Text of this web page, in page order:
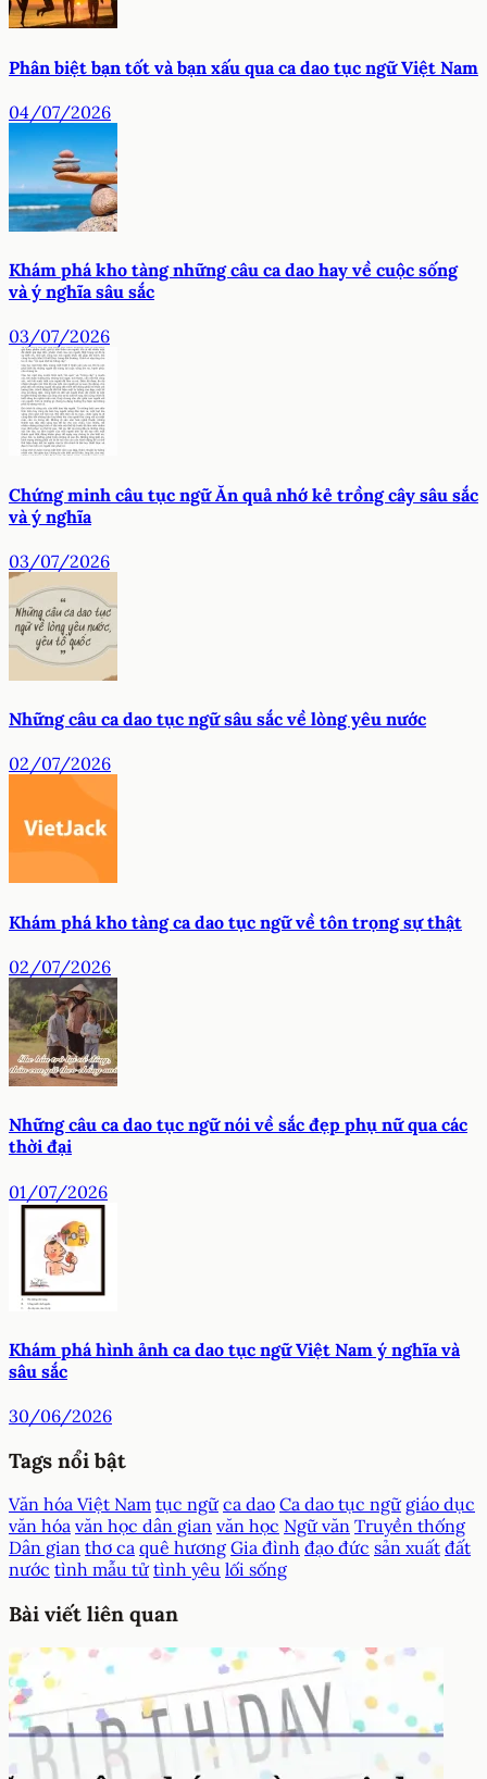
Phân biệt bạn tốt và bạn xấu qua ca dao tục ngữ Việt Nam
04/07/2026
Khám phá kho tàng những câu ca dao hay về cuộc sống
và ý nghĩa sâu sắc
03/07/2026
Chứng minh câu tục ngữ Ăn quả nhớ kẻ trồng cây sâu sắc
và ý nghĩa
03/07/2026
Những câu ca dao tục ngữ sâu sắc về lòng yêu nước
02/07/2026
Khám phá kho tàng ca dao tục ngữ về tôn trọng sự thật
02/07/2026
Những câu ca dao tục ngữ nói về sắc đẹp phụ nữ qua các
thời đại
01/07/2026
Khám phá hình ảnh ca dao tục ngữ Việt Nam ý nghĩa và
sâu sắc
30/06/2026
Tags nổi bật
Văn hóa Việt Nam tục ngữ ca dao Ca dao tục ngữ giáo dục
văn hóa văn học dân gian văn học Ngữ văn Truyền thống
Dân gian thơ ca quê hương Gia đình đạo đức sản xuất đất
nước tình mẫu tử tình yêu lối sống
Bài viết liên quan